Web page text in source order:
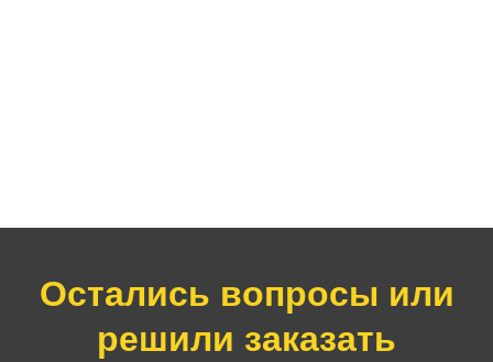
Остались вопросы или
решили заказать